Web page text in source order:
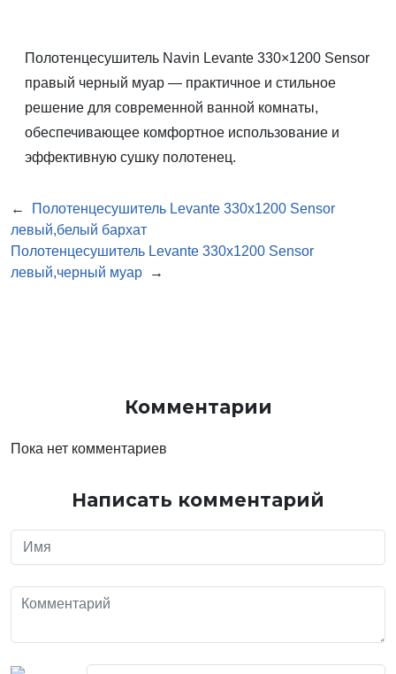
Полотенцесушитель Navin Levante 330×1200 Sensor
правый черный муар — практичное и стильное
решение для современной ванной комнаты,
обеспечивающее комфортное использование и
эффективную сушку полотенец.
←
Полотенцесушитель Levante 330х1200 Sensor
левый,белый бархат
Полотенцесушитель Levante 330х1200 Sensor
левый,черный муар
→
Комментарии
Пока нет комментариев
Написать комментарий